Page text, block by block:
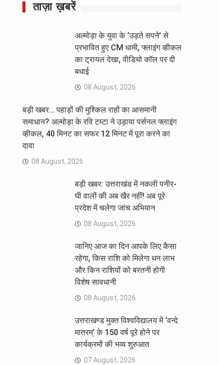
ताज़ा ख़बरें
अल्मोड़ा के युवा के ‘उड़ते सपने’ से
प्रभावित हुए CM धामी, फ्लाइंग व्हीकल
का ट्रायल देखा, वीडियो कॉल पर दी
बधाई
08 August, 2026
बड़ी खबर… पहाड़ों की मुश्किल राहों का आसमानी
समाधान? अल्मोड़ा के रवि टम्टा ने उड़ाया पर्सनल फ्लाइंग
व्हीकल, 40 मिनट का सफर 12 मिनट में पूरा करने का
दावा
08 August, 2026
बड़ी खबर: उत्तराखंड में नकली पनीर-
घी वालों की अब खैर नहीं! अब पूरे
प्रदेश में चलेगा जांच अभियान
08 August, 2026
जानिए आज का दिन आपके लिए कैसा
रहेगा, किस राशि को मिलेगा धन लाभ
और किन राशियों को बरतनी होगी
विशेष सावधानी
08 August, 2026
उत्तराखण्ड मुक्त विश्वविद्यालय में ‘वन्दे
मातरम्’ के 150 वर्ष पूरे होने पर
कार्यक्रमों की भव्य शुरुआत
07 August, 2026